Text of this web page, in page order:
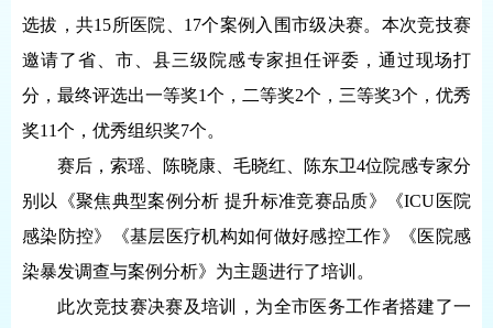
选拔，共15所医院、17个案例入围市级决赛。本次竞技赛
邀请了省、市、县三级院感专家担任评委，通过现场打
分，最终评选出一等奖1个，二等奖2个，三等奖3个，优秀
奖11个，优秀组织奖7个。
赛后，索瑶、陈晓康、毛晓红、陈东卫4位院感专家分
别以《聚焦典型案例分析 提升标准竞赛品质》《ICU医院
感染防控》《基层医疗机构如何做好感控工作》《医院感
染暴发调查与案例分析》为主题进行了培训。
此次竞技赛决赛及培训，为全市医务工作者搭建了一